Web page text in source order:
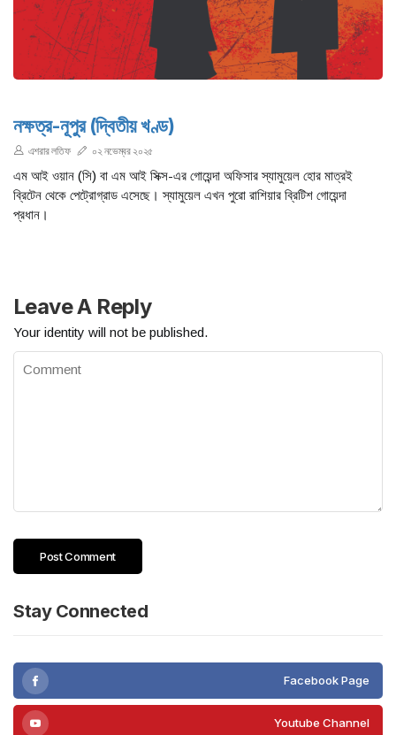
নক্ষত্র-নূপুর (দ্বিতীয় খণ্ড)
এশরার লতিফ ০২ নভেম্বর ২০২৫
এম আই ওয়ান (সি) বা এম আই সিক্স-এর গোয়েন্দা অফিসার স্যামুয়েল হোর মাত্রই
ব্রিটেন থেকে পেট্রোগ্রাড এসেছে। স্যামুয়েল এখন পুরো রাশিয়ার ব্রিটিশ গোয়েন্দা
প্রধান।
Leave A Reply
Your identity will not be published.
Stay Connected
Facebook Page
Youtube Channel